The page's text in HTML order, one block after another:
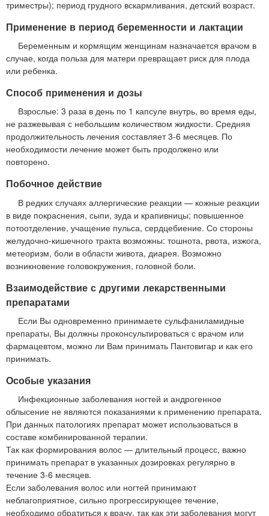
триместры); период грудного вскармливания, детский возраст.
Применение в период беременности и лактации
Беременным и кормящим женщинам назначается врачом в
случае, когда польза для матери превращает риск для плода
или ребенка.
Способ применения и дозы
Взрослые: 3 раза в день по 1 капсуле внутрь, во время еды,
не разжевывая с небольшим количеством жидкости. Средняя
продолжительность лечения составляет 3-6 месяцев. По
необходимости лечение может быть продолжено или
повторено.
Побочное действие
В редких случаях аллергические реакции — кожные реакции
в виде покраснения, сыпи, зуда и крапивницы; повышенное
потоотделение, учащение пульса, сердцебиение. Со стороны
желудочно-кишечного тракта возможны: тошнота, рвота, изжога,
метеоризм, боли в области живота, диарея. Возможно
возникновение головокружения, головной боли.
Взаимодействие с другими лекарственными
препаратами
Если Вы одновременно принимаете сульфаниламидные
препараты, Вы должны проконсультироваться с врачом или
фармацевтом, можно ли Вам принимать Пантовигар и как его
принимать.
Особые указания
Инфекционные заболевания ногтей и андрогенное
облысение не являются показаниями к применению препарата.
При данных патологиях препарат может использоваться в
составе комбинированной терапии.
Так как формирования волос — длительный процесс, важно
принимать препарат в указанных дозировках регулярно в
течение 3-6 месяцев.
Если заболевания волос или ногтей принимают
неблагоприятное, сильно прогрессирующее течение,
необходимо обратиться к врачу, так как эти заболевания могут